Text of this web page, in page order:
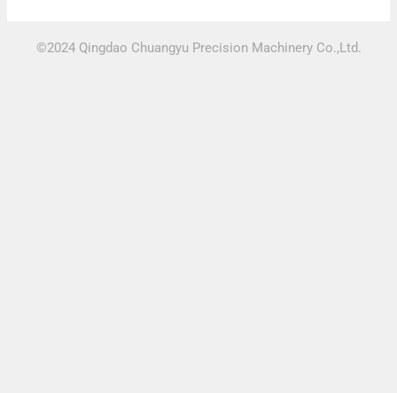
©2024 Qingdao Chuangyu Precision Machinery Co.,Ltd.